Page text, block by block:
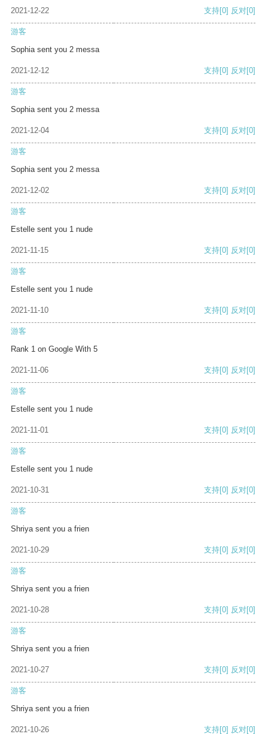
2021-12-22 支持[0] 反对[0]
游客
Sophia sent you 2 messa
2021-12-12 支持[0] 反对[0]
游客
Sophia sent you 2 messa
2021-12-04 支持[0] 反对[0]
游客
Sophia sent you 2 messa
2021-12-02 支持[0] 反对[0]
游客
Estelle sent you 1 nude
2021-11-15 支持[0] 反对[0]
游客
Estelle sent you 1 nude
2021-11-10 支持[0] 反对[0]
游客
Rank 1 on Google With 5
2021-11-06 支持[0] 反对[0]
游客
Estelle sent you 1 nude
2021-11-01 支持[0] 反对[0]
游客
Estelle sent you 1 nude
2021-10-31 支持[0] 反对[0]
游客
Shriya sent you a frien
2021-10-29 支持[0] 反对[0]
游客
Shriya sent you a frien
2021-10-28 支持[0] 反对[0]
游客
Shriya sent you a frien
2021-10-27 支持[0] 反对[0]
游客
Shriya sent you a frien
2021-10-26 支持[0] 反对[0]